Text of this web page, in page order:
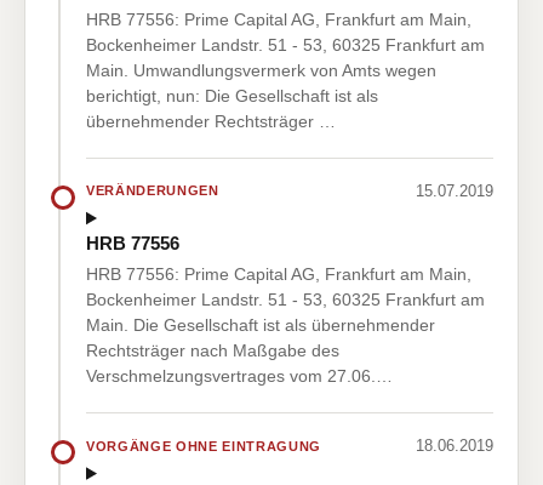
HRB 77556: Prime Capital AG, Frankfurt am Main,
Bockenheimer Landstr. 51 - 53, 60325 Frankfurt am
Main. Umwandlungsvermerk von Amts wegen
berichtigt, nun: Die Gesellschaft ist als
übernehmender Rechtsträger …
VERÄNDERUNGEN 15.07.2019
HRB 77556
HRB 77556: Prime Capital AG, Frankfurt am Main,
Bockenheimer Landstr. 51 - 53, 60325 Frankfurt am
Main. Die Gesellschaft ist als übernehmender
Rechtsträger nach Maßgabe des
Verschmelzungsvertrages vom 27.06.…
VORGÄNGE OHNE EINTRAGUNG 18.06.2019